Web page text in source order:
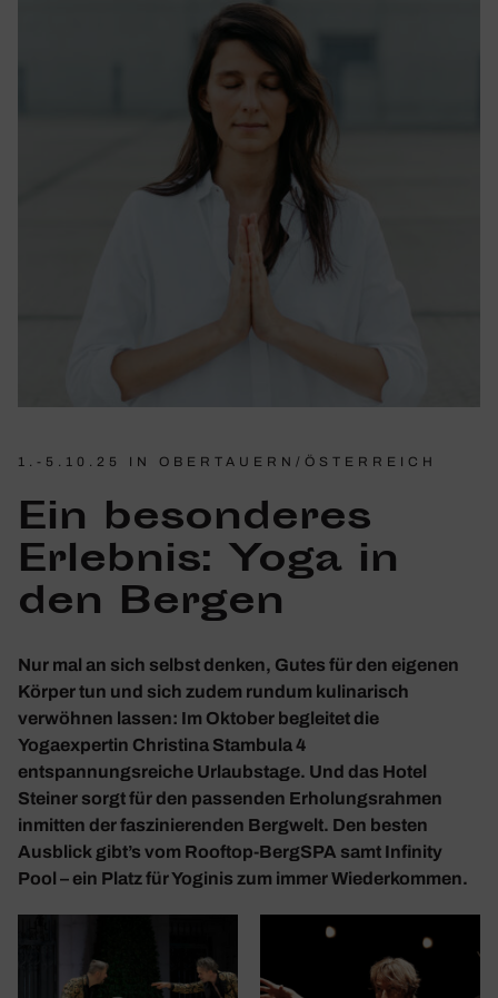
1.-5.10.25 IN OBERTAUERN/ÖSTERREICH
Ein beson­deres
Erlebnis: Yoga in
den Bergen
Nur mal an sich selbst denken, Gutes für den eigenen
Körper tun und sich zudem rundum kulinarisch
verwöhnen lassen: Im Oktober begleitet die
Yogaexpertin Christina Stambula 4
entspannungsreiche Urlaubstage. Und das Hotel
Steiner sorgt für den passenden Erholungsrahmen
inmitten der faszinierenden Bergwelt. Den besten
Ausblick gibt’s vom Rooftop-BergSPA samt Infinity
Pool – ein Platz für Yoginis zum immer Wiederkommen.